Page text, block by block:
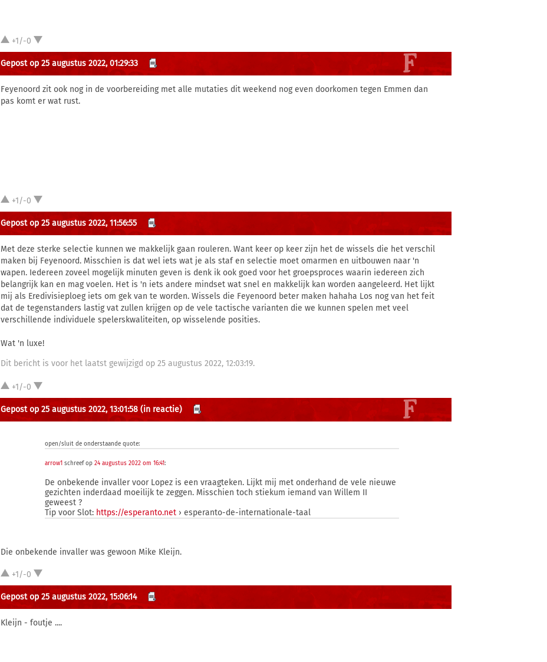
+1/-0
Gepost op 25 augustus 2022, 01:29:33
Feyenoord zit ook nog in de voorbereiding met alle mutaties dit weekend nog even doorkomen tegen Emmen dan
pas komt er wat rust.
+1/-0
Gepost op 25 augustus 2022, 11:56:55
Met deze sterke selectie kunnen we makkelijk gaan rouleren. Want keer op keer zijn het de wissels die het verschil
maken bij Feyenoord. Misschien is dat wel iets wat je als staf en selectie moet omarmen en uitbouwen naar 'n
wapen. Iedereen zoveel mogelijk minuten geven is denk ik ook goed voor het groepsproces waarin iedereen zich
belangrijk kan en mag voelen. Het is 'n iets andere mindset wat snel en makkelijk kan worden aangeleerd. Het lijkt
mij als Eredivisieploeg iets om gek van te worden. Wissels die Feyenoord beter maken hahaha Los nog van het feit
dat de tegenstanders lastig vat zullen krijgen op de vele tactische varianten die we kunnen spelen met veel
verschillende individuele spelerskwaliteiten, op wisselende posities.
Wat 'n luxe!
Dit bericht is voor het laatst gewijzigd op 25 augustus 2022, 12:03:19.
+1/-0
Gepost op 25 augustus 2022, 13:01:58 (in reactie)
open/sluit de onderstaande quote:
arrow1 schreef op24 augustus 2022 om 16:41:
De onbekende invaller voor Lopez is een vraagteken. Lijkt mij met onderhand de vele nieuwe
gezichten inderdaad moeilijk te zeggen. Misschien toch stiekum iemand van Willem II
geweest ?
Tip voor Slot: https://esperanto.net › esperanto-de-internationale-taal
Die onbekende invaller was gewoon Mike Kleijn.
+1/-0
Gepost op 25 augustus 2022, 15:06:14
Kleijn - foutje ....